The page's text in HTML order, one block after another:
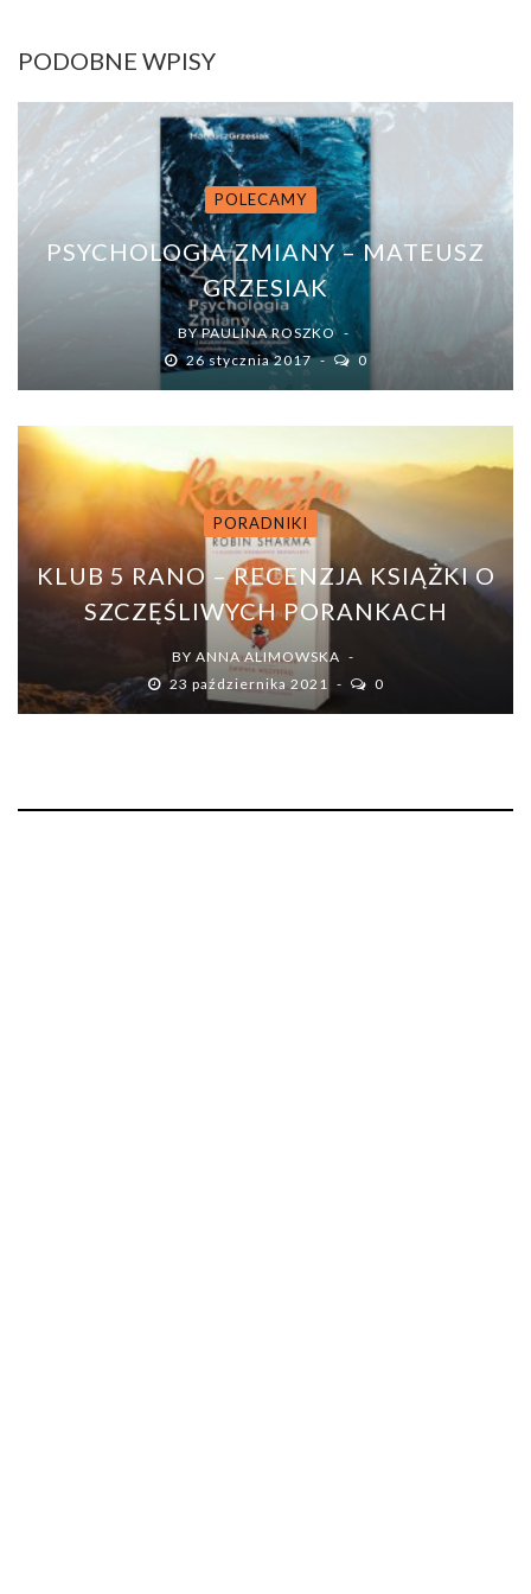
PODOBNE WPISY
POLECAMY
PSYCHOLOGIA ZMIANY – MATEUSZ
GRZESIAK
BYPAULINA ROSZKO
26 stycznia 2017
0
PORADNIKI
KLUB 5 RANO – RECENZJA KSIĄŻKI O
SZCZĘŚLIWYCH PORANKACH
BY ANNA ALIMOWSKA
23 października 2021
0